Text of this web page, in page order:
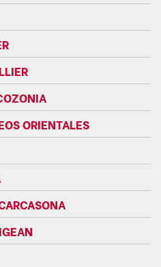
ORIENTALES